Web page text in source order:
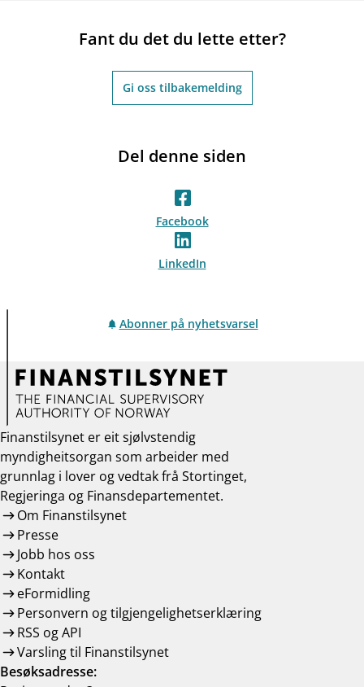
Fant du det du lette etter?
Gi oss tilbakemelding
Del denne siden
Facebook
LinkedIn
Abonner på nyhetsvarsel
Finanstilsynet er eit sjølvstendig
myndigheitsorgan som arbeider med
grunnlag i lover og vedtak frå Stortinget,
Regjeringa og Finansdepartementet.
Om Finanstilsynet
Presse
Jobb hos oss
Kontakt
eFormidling
Personvern og tilgjengelighetserklæring
RSS og API
Varsling til Finanstilsynet
Besøksadresse: